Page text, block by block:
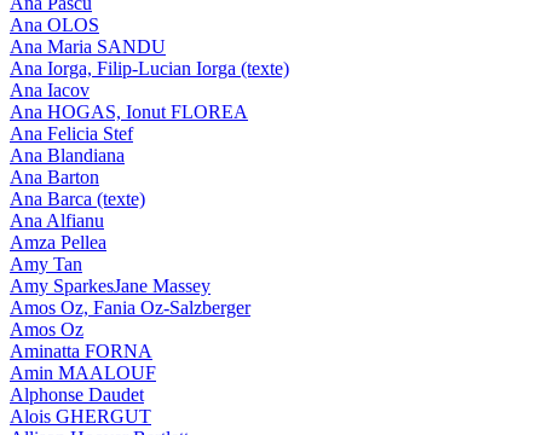
Ana OLOS
Ana Maria SANDU
Ana Iorga, Filip-Lucian Iorga (texte)
Ana Iacov
Ana HOGAS, Ionut FLOREA
Ana Felicia Stef
Ana Blandiana
Ana Barton
Ana Barca (texte)
Ana Alfianu
Amza Pellea
Amy Tan
Amy SparkesJane Massey
Amos Oz, Fania Oz-Salzberger
Amos Oz
Aminatta FORNA
Amin MAALOUF
Alphonse Daudet
Alois GHERGUT